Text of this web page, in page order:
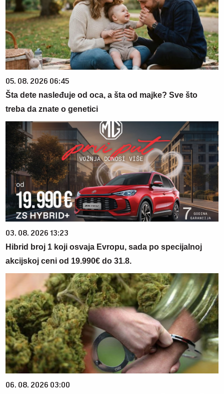
05. 08. 2026 06:45
Šta dete nasleđuje od oca, a šta od majke? Sve što
treba da znate o genetici
03. 08. 2026 13:23
Hibrid broj 1 koji osvaja Evropu, sada po specijalnoj
akcijskoj ceni od 19.990€ do 31.8.
06. 08. 2026 03:00